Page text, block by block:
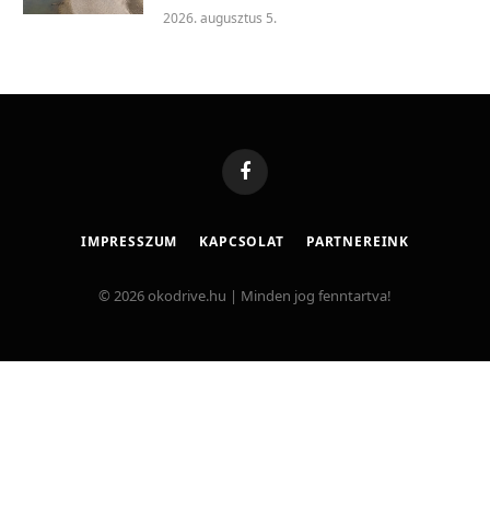
2026. augusztus 5.
Facebook
IMPRESSZUM KAPCSOLAT PARTNEREINK
© 2026 okodrive.hu | Minden jog fenntartva!